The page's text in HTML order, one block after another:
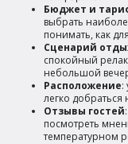
Бюджет и
выбрать
понимать, как
Сценарий
спокойный
небольшой
Расположение:
легко
Отзывы гостей
посмотреть
температурном